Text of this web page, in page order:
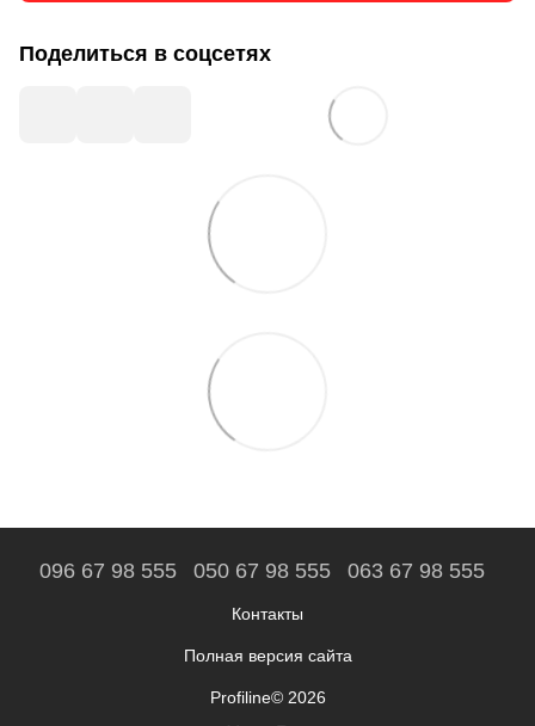
Поделиться в соцсетях
096 67 98 555 050 67 98 555 063 67 98 555
Контакты
Полная версия сайта
Profiline© 2026